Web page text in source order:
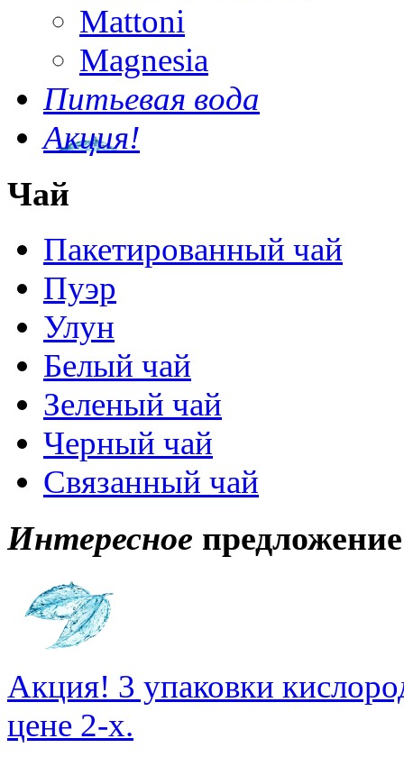
Mattoni
Magnesia
Питьевая вода
Акция!
Чай
Пакетированный чай
Пуэр
Улун
Белый чай
Зеленый чай
Черный чай
Связанный чай
Интересное предложение
Акция! 3 упаковки
цене 2-х.